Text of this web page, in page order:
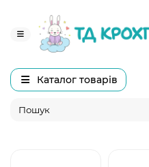
Каталог товарів